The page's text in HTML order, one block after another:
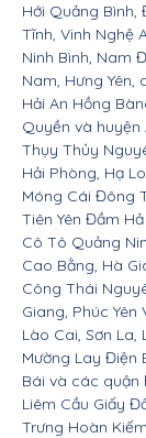
Hới Quảng Bình,
Tĩnh, Vinh Nghệ
Ninh Bình, Nam
Nam, Hưng Yên,
Hải An Hồng
Quyền và huyện
Thụy Thủy
Hải Phòng, Hạ
Móng Cái Đông
Tiên Yên Đầm
Cô Tô Quảng
Cao Bằng, Hà
Công Thái
Giang, Phúc Yên
Lào Cai, Sơn La,
Mường Lay Điện
Bái và các quận
Liêm Cầu Giấy
Trưng Hoàn